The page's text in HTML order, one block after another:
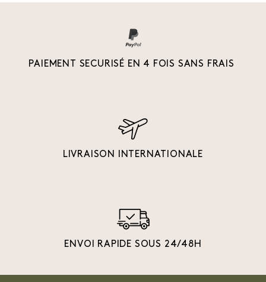
PAIEMENT SECURISÉ EN 4 FOIS SANS FRAIS
LIVRAISON INTERNATIONALE
ENVOI RAPIDE SOUS 24/48H